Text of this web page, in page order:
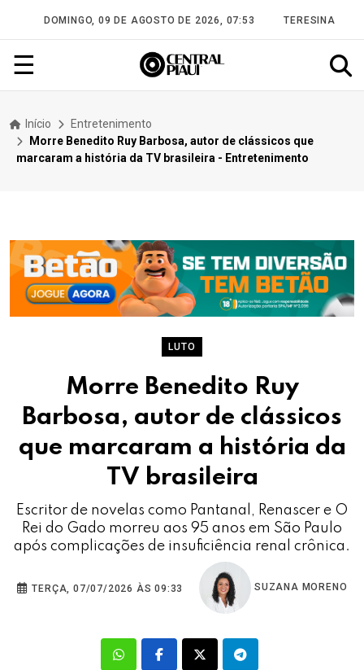
DOMINGO, 09 DE AGOSTO DE 2026, 07:53 TERESINA
☰
Início
Entretenimento
Morre Benedito Ruy Barbosa, autor de clássicos que
marcaram a história da TV brasileira - Entretenimento
LUTO
Morre Benedito Ruy
Barbosa, autor de clássicos
que marcaram a história da
TV brasileira
Escritor de novelas como Pantanal, Renascer e O
Rei do Gado morreu aos 95 anos em São Paulo
após complicações de insuficiência renal crônica.
TERÇA, 07/07/2026 ÀS 09:33 SUZANA MORENO